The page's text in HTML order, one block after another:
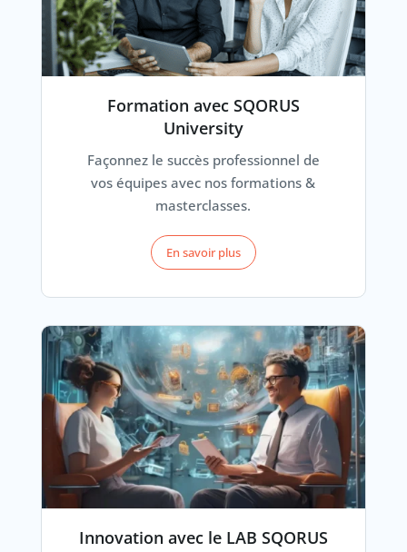
Formation avec SQORUS
University
Façonnez le succès professionnel de
vos équipes avec nos formations &
masterclasses.
En savoir plus
Innovation avec le LAB SQORUS